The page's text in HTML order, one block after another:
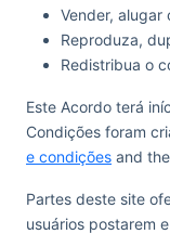
Vender, alugar
Reproduza,
Redistribua o
Este Acordo terá
Condições foram
e condições and the
Partes deste site
usuários postarem